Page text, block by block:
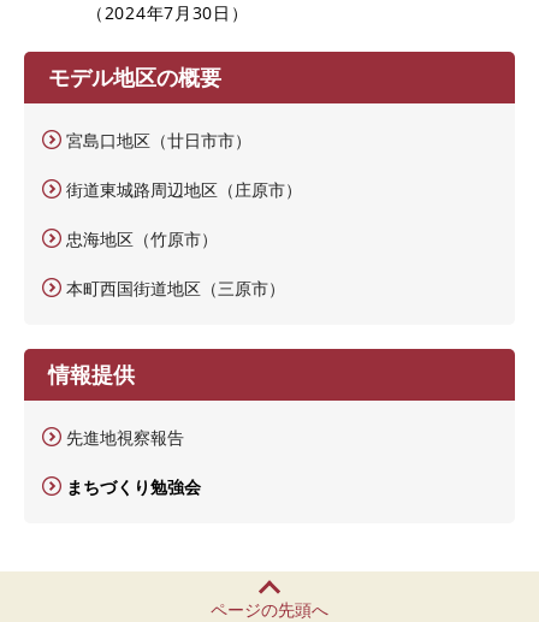
2024年7月30日
モデル地区の概要
宮島口地区（廿日市市）
街道東城路周辺地区（庄原市）
忠海地区（竹原市）
本町西国街道地区（三原市）
情報提供
先進地視察報告
まちづくり勉強会
ページの先頭へ